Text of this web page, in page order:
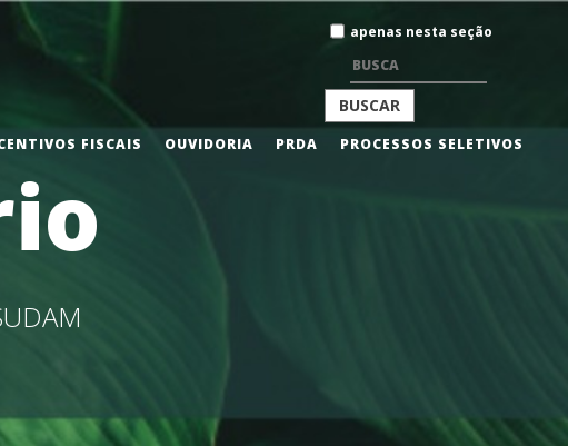
Busca
apenas nesta seção
BUSCA
FISCAIS OUVIDORIA PRDA PROCESSOS SELETIVOS